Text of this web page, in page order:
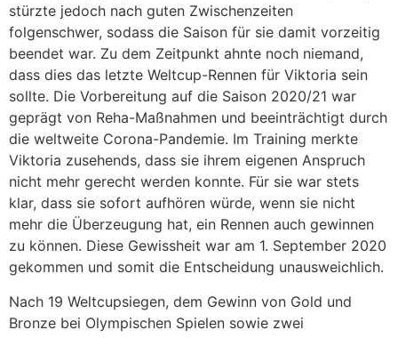
stürzte jedoch nach guten Zwischenzeiten
folgenschwer, sodass die Saison für sie damit vorzeitig
beendet war. Zu dem Zeitpunkt ahnte noch niemand,
dass dies das letzte Weltcup-Rennen für Viktoria sein
sollte. Die Vorbereitung auf die Saison 2020/21 war
geprägt von Reha-Maßnahmen und beeinträchtigt durch
die weltweite Corona-Pandemie. Im Training merkte
Viktoria zusehends, dass sie ihrem eigenen Anspruch
nicht mehr gerecht werden konnte. Für sie war stets
klar, dass sie sofort aufhören würde, wenn sie nicht
mehr die Überzeugung hat, ein Rennen auch gewinnen
zu können. Diese Gewissheit war am 1. September 2020
gekommen und somit die Entscheidung unausweichlich.
Nach 19 Weltcupsiegen, dem Gewinn von Gold und
Bronze bei Olympischen Spielen sowie zwei